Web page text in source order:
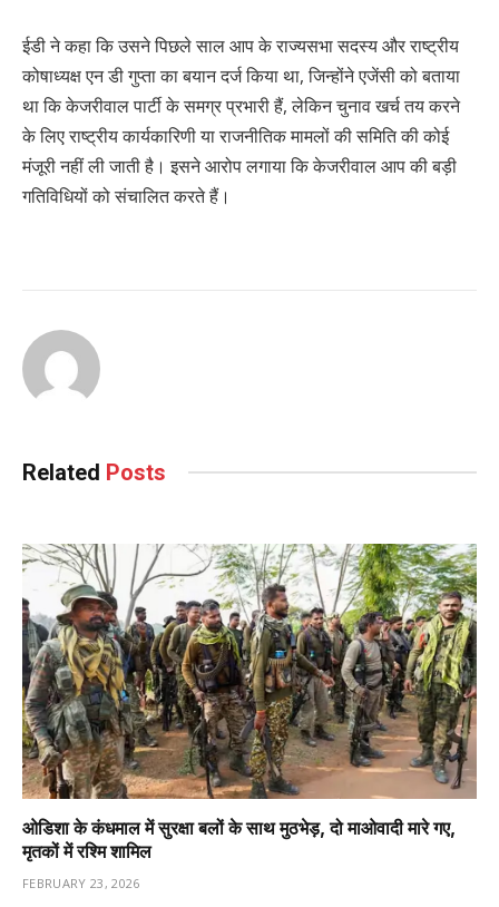
ईडी ने कहा कि उसने पिछले साल आप के राज्यसभा सदस्य और राष्ट्रीय
कोषाध्यक्ष एन डी गुप्ता का बयान दर्ज किया था, जिन्होंने एजेंसी को बताया
था कि केजरीवाल पार्टी के समग्र प्रभारी हैं, लेकिन चुनाव खर्च तय करने
के लिए राष्ट्रीय कार्यकारिणी या राजनीतिक मामलों की समिति की कोई
मंजूरी नहीं ली जाती है। इसने आरोप लगाया कि केजरीवाल आप की बड़ी
गतिविधियों को संचालित करते हैं।
Related Posts
ओडिशा के कंधमाल में सुरक्षा बलों के साथ मुठभेड़, दो माओवादी मारे गए,
मृतकों में रश्मि शामिल
FEBRUARY 23, 2026